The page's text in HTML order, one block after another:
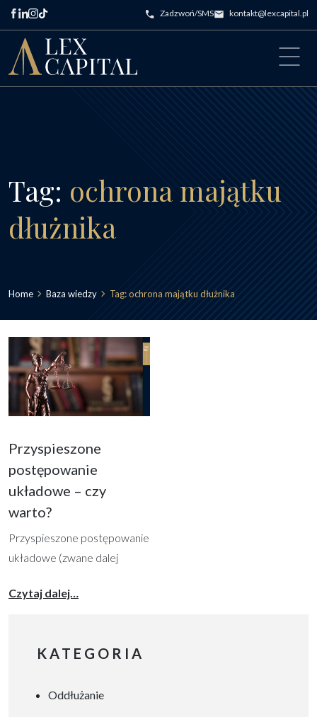
Przejdź do treści Zadzwoń/SMS kontakt@lexcapital.pl
Main Navigation
Tag: ochrona majątku
dłużnika
Home Baza wiedzy Tag:ochrona majątku dłużnika
Przyspieszone
postępowanie
układowe – czy
warto?
Przyspieszone postępowanie
układowe (zwane dalej
najpopularniejszych form
charakteryzująca się
przed upadłością i
Czytaj dalej…
KATEGORIA
Oddłużanie